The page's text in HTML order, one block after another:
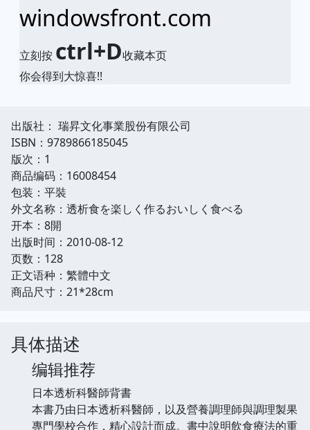
windowsfront.com
立刻按 ctrl+D收藏本页
你会得到大惊喜!!
出版社： 瑞昇文化事業股份有限公司
ISBN：9789866185045
版次：1
商品编码：16008454
包装：平裝
外文名称：透析食を楽しく作るおいしく食べる
开本：8開
出版时间：2010-08-12
页数：128
正文语种：繁體中文
商品尺寸：21*28cm
具体描述
编辑推荐
日本透析科醫師背書
本書乃由日本透析科醫師，以及營養調理師與調理製果
專門學校合作，精心設計而成。書中說明飲食療法的重